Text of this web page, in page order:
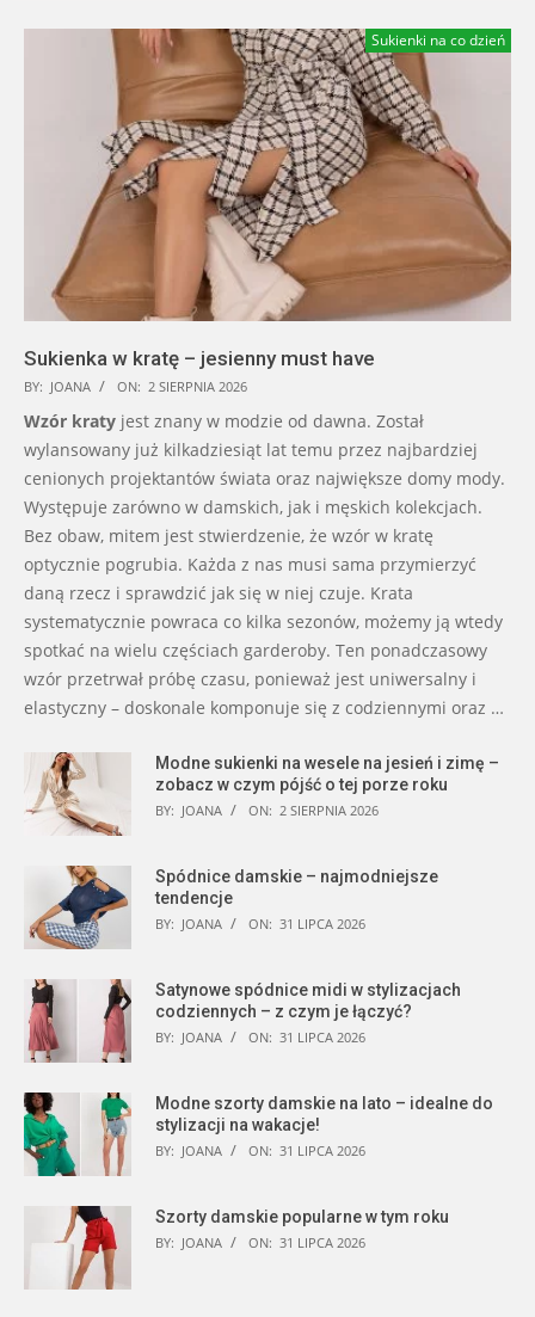
Sukienki na co dzień
Sukienka w kratę – jesienny must have
BY: JOANA ON: 2 SIERPNIA 2026
Wzór kraty jest znany w modzie od dawna. Został
wylansowany już kilkadziesiąt lat temu przez najbardziej
cenionych projektantów świata oraz największe domy mody.
Występuje zarówno w damskich, jak i męskich kolekcjach.
Bez obaw, mitem jest stwierdzenie, że wzór w kratę
optycznie pogrubia. Każda z nas musi sama przymierzyć
daną rzecz i sprawdzić jak się w niej czuje. Krata
systematycznie powraca co kilka sezonów, możemy ją wtedy
spotkać na wielu częściach garderoby. Ten ponadczasowy
wzór przetrwał próbę czasu, ponieważ jest uniwersalny i
elastyczny – doskonale komponuje się z codziennymi oraz …
Modne sukienki na wesele na jesień i zimę –
zobacz w czym pójść o tej porze roku
BY: JOANA ON: 2 SIERPNIA 2026
Spódnice damskie – najmodniejsze
tendencje
BY: JOANA ON: 31 LIPCA 2026
Satynowe spódnice midi w stylizacjach
codziennych – z czym je łączyć?
BY: JOANA ON: 31 LIPCA 2026
Modne szorty damskie na lato – idealne do
stylizacji na wakacje!
BY: JOANA ON: 31 LIPCA 2026
Szorty damskie popularne w tym roku
BY: JOANA ON: 31 LIPCA 2026